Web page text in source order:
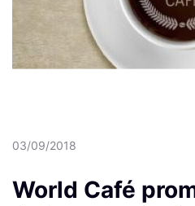
03/09/2018
World Café